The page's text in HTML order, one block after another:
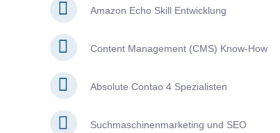
Amazon Echo Skill Entwicklung
Content Management (CMS) Know-How
Absolute Contao 4 Spezialisten
Suchmaschinenmarketing und SEO